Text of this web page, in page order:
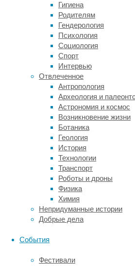
Гигиена
Родителям
Гендерология
Психология
Социология
Спорт
Интервью
Отвлеченное
Антропология
Археология и
Астрономия и космос
Возникновение жизни
Ботаника
Геология
История
Технологии
Транспорт
Роботы и дроны
Физика
Химия
Непридуманные истории
Добрые дела
События
Фестивали
самцов,
им
нужно
удалять
надпочечники,
где
он
тоже
синтезируется.
Если
мы
хотим
изучать
влияние
прогестерона
на
почки,
то
надпочечники,
которые
сидят
прямо
почках,
не